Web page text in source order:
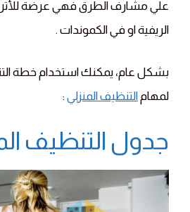
علي مشارف الطرق فهي عرضة
الريفية او في الكموندات .
بشكل عام، يمكنك استخدام خطة
لمهام التنظيف المنزلي :
جدول التنظيف